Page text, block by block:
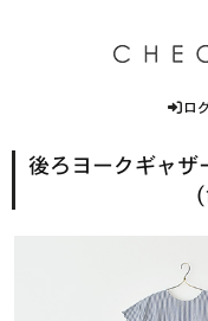
ロ
後ろヨークギャザ